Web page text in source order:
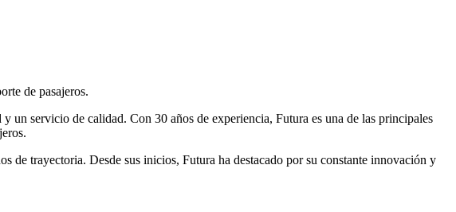
de pasajeros.
un servicio de calidad. Con 30 años de experiencia, Futura es una de las principales
de trayectoria. Desde sus inicios, Futura ha destacado por su constante innovación y